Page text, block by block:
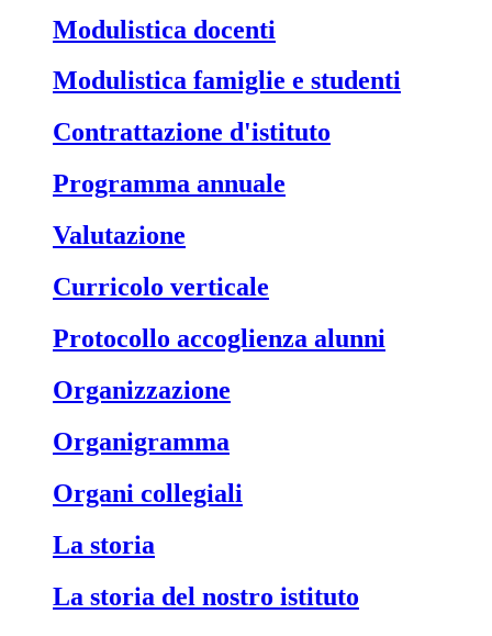
Modulistica docenti
Modulistica famiglie e studenti
Contrattazione d'istituto
Programma annuale
Valutazione
Curricolo verticale
Protocollo accoglienza alunni
Organizzazione
Organigramma
Organi collegiali
La storia
La storia del nostro istituto